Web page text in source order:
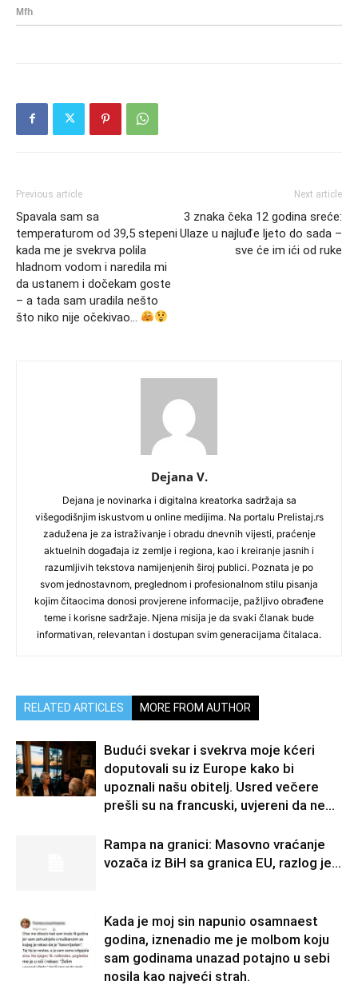
Previous article
Spavala sam sa
temperaturom od 39,5 stepeni
kada me je svekrva polila
hladnom vodom i naredila mi
da ustanem i dočekam goste
– a tada sam uradila nešto
što niko nije očekivao…
Next article
3 znaka čeka 12 godina sreće:
Ulaze u najluđe ljeto do sada –
sve će im ići od ruke
Dejana V.
Dejana je novinarka i digitalna kreatorka sadržaja sa
višegodišnjim iskustvom u online medijima. Na portalu Prelistaj.rs
zadužena je za istraživanje i obradu dnevnih vijesti, praćenje
aktuelnih događaja iz zemlje i regiona, kao i kreiranje jasnih i
razumljivih tekstova namijenjenih široj publici. Poznata je po
svom jednostavnom, preglednom i profesionalnom stilu pisanja
kojim čitaocima donosi provjerene informacije, pažljivo obrađene
teme i korisne sadržaje. Njena misija je da svaki članak bude
informativan, relevantan i dostupan svim generacijama čitalaca.
RELATED ARTICLES MORE FROM AUTHOR
Budući svekar i svekrva moje kćeri
doputovali su iz Europe kako bi
upoznali našu obitelj. Usred večere
prešli su na francuski, uvjereni da ne...
Rampa na granici: Masovno vraćanje
vozača iz BiH sa granica EU, razlog je…
Kada je moj sin napunio osamnaest
godina, iznenadio me je molbom koju
sam godinama unazad potajno u sebi
nosila kao najveći strah.